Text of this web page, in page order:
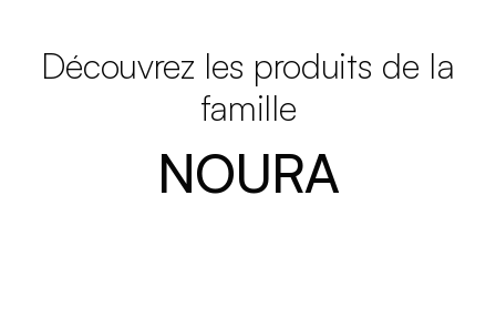
Découvrez les produits de la
famille
NOURA